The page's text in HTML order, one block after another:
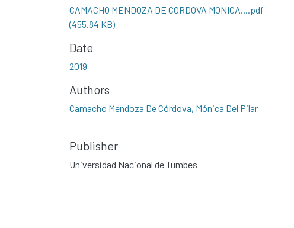
CAMACHO MENDOZA DE CORDOVA MONICA....pdf
(455.84 KB)
Date
2019
Authors
Camacho Mendoza De Córdova, Mónica Del Pilar
Publisher
Universidad Nacional de Tumbes